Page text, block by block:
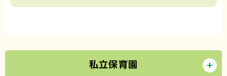
私立保育園